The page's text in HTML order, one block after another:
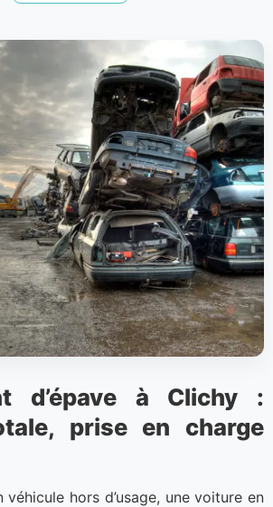
d’épave à Clichy :
prise en charge
véhicule hors d’usage, une voiture en